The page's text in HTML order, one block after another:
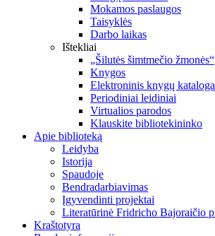
Mokamos paslaugos
Taisyklės
Darbo laikas
Ištekliai
„Šilutės šimtmečio žmonės“
Knygos
Elektroninis knygų
Periodiniai leidiniai
Virtualios parodos
Klauskite bibliotekininko
Apie biblioteką
Leidyba
Istorija
Spaudoje
Bendradarbiavimas
Įgyvendinti projektai
Literatūrinė Fridricho Bajoraičio
Kraštotyra